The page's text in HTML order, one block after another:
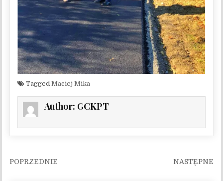
TaggedMaciej Mika
Author: GCKPT
Nawigacja wpisu